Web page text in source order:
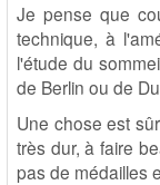
Je pense que
technique, à
l'étude du
de Berlin ou de
Une chose est
très dur, à faire
pas de médailles